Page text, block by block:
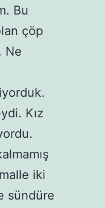
Bu
çöp
Ne
Kız
iki
sündüre